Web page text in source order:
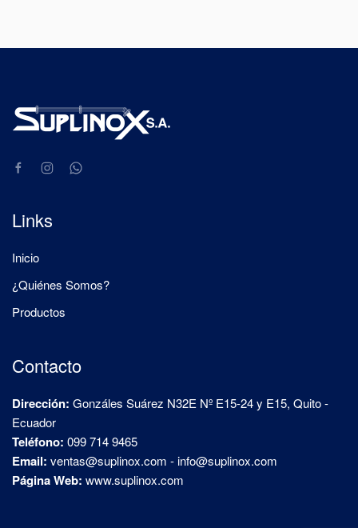
Links
Inicio
¿Quiénes Somos?
Productos
Contacto
Dirección: Gonzáles Suárez N32E Nº E15-24 y E15, Quito -
Ecuador
Teléfono: 099 714 9465
Email: ventas@suplinox.com -info@suplinox.com
Página Web: www.suplinox.com